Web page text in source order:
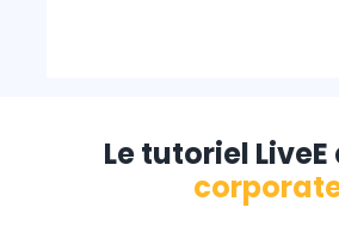
Le tutoriel LiveE